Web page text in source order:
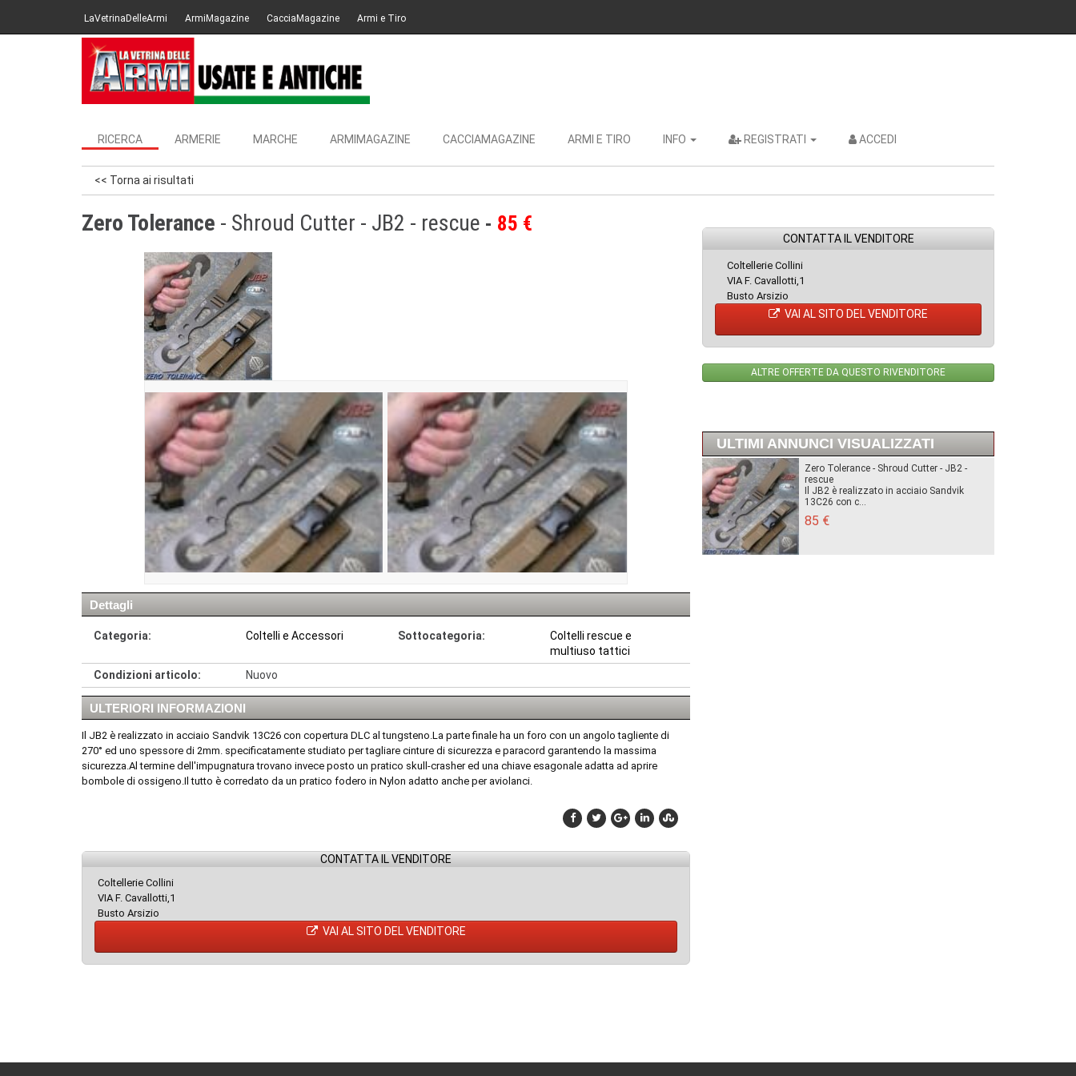
LaVetrinaDelleArmi ArmiMagazine CacciaMagazine Armi e Tiro
RICERCA ARMERIE MARCHE ARMIMAGAZINE CACCIAMAGAZINE ARMI E TIRO INFO REGISTRATI ACCEDI
<< Torna ai risultati
Zero Tolerance - Shroud Cutter - JB2 - rescue 85 €
Dettagli
Categoria: Coltelli e Accessori Sottocategoria:
Coltelli rescue e
multiuso tattici
Condizioni articolo:
Nuovo
ULTERIORI INFORMAZIONI
Il JB2 è realizzato in acciaio Sandvik 13C26 con copertura DLC al tungsteno.La parte finale ha un foro con un angolo tagliente di
270° ed uno spessore di 2mm. specificatamente studiato per tagliare cinture di sicurezza e paracord garantendo la massima
sicurezza.Al termine dell'impugnatura trovano invece posto un pratico skull-crasher ed una chiave esagonale adatta ad aprire
bombole di ossigeno.Il tutto è corredato da un pratico fodero in Nylon adatto anche per aviolanci.
CONTATTA IL VENDITORE
Coltellerie Collini
VIA F. Cavallotti,1
Busto Arsizio
VAI AL SITO DEL VENDITORE
CONTATTA IL VENDITORE
Coltellerie Collini
VIA F. Cavallotti,1
Busto Arsizio
VAI AL SITO DEL VENDITORE
ALTRE OFFERTE DA QUESTO RIVENDITORE
ULTIMI ANNUNCI VISUALIZZATI
Zero Tolerance - Shroud Cutter - JB2 -
rescue
Il JB2 è realizzato in acciaio Sandvik
13C26 con c...
85 €